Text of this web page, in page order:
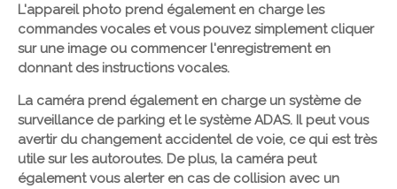
L'appareil photo prend également en charge les
commandes vocales et vous pouvez simplement cliquer
sur une image ou commencer l'enregistrement en
donnant des instructions vocales.
La caméra prend également en charge un système de
surveillance de parking et le système ADAS. Il peut vous
avertir du changement accidentel de voie, ce qui est très
utile sur les autoroutes. De plus, la caméra peut
également vous alerter en cas de collision avec un